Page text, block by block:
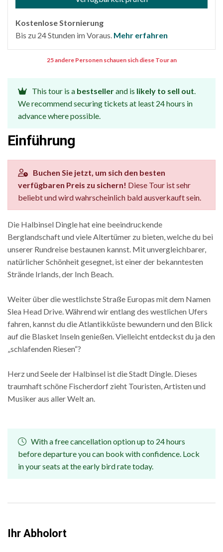
Kostenlose Stornierung
Bis zu 24 Stunden im Voraus. Mehr erfahren
25 andere Personen schauen sich diese Tour an
This tour is a bestsellerand is likely to sell out.
We recommend securing tickets at least 24 hours in
advance where possible.
Einführung
Buchen Sie jetzt, um sich den besten
verfügbaren Preis zu sichern! Diese Tour ist sehr
beliebt und wird wahrscheinlich bald ausverkauft sein.
Die Halbinsel Dingle hat eine beeindruckende
Berglandschaft und viele Altertümer zu bieten, welche du bei
unserer Rundreise bestaunen kannst. Mit unvergleichbarer,
natürlicher Schönheit gesegnet, ist einer der bekanntesten
Strände Irlands, der Inch Beach.
Weiter über die westlichste Straße Europas mit dem Namen
Slea Head Drive. Während wir entlang des westlichen Ufers
fahren, kannst du die Atlantikküste bewundern und den Blick
auf die Blasket Inseln genießen. Vielleicht entdeckst du ja den
„schlafenden Riesen“?
Herz und Seele der Halbinsel ist die Stadt Dingle. Dieses
traumhaft schöne Fischerdorf zieht Touristen, Artisten und
Musiker aus aller Welt an.
With a free cancellation option up to 24 hours
before departure you can book with confidence. Lock
in your seats at the early bird rate today.
Ihr Abholort